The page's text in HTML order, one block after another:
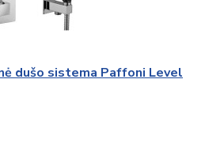
dušo sistema Paffoni Level